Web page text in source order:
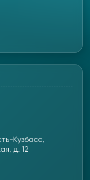
Кузбасс,
д. 12